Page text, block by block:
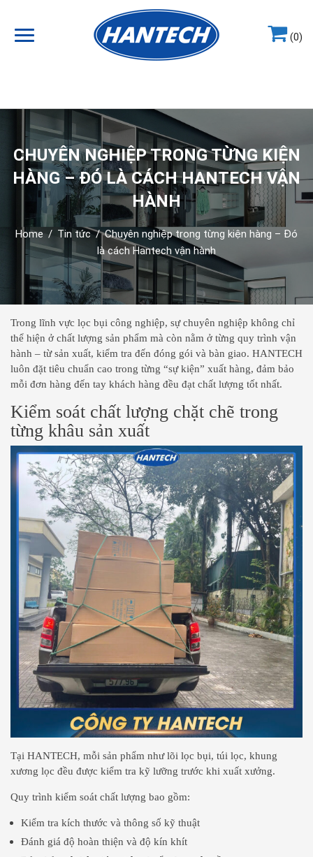
(0)
CHUYÊN NGHIỆP TRONG TỪNG KIỆN
HÀNG – ĐÓ LÀ CÁCH HANTECH VẬN
HÀNH
Home / Tin tức / Chuyên nghiệp trong từng kiện hàng – Đó
là cách Hantech vận hành
Trong lĩnh vực lọc bụi công nghiệp, sự chuyên nghiệp không chỉ
thể hiện ở chất lượng sản phẩm mà còn nằm ở từng quy trình vận
hành – từ sản xuất, kiểm tra đến đóng gói và bàn giao. HANTECH
luôn đặt tiêu chuẩn cao trong từng “sự kiện” xuất hàng, đảm bảo
mỗi đơn hàng đến tay khách hàng đều đạt chất lượng tốt nhất.
Kiểm soát chất lượng chặt chẽ trong
từng khâu sản xuất
Tại HANTECH, mỗi sản phẩm như lõi lọc bụi, túi lọc, khung
xương lọc đều được kiểm tra kỹ lưỡng trước khi xuất xưởng.
Quy trình kiểm soát chất lượng bao gồm:
Kiểm tra kích thước và thông số kỹ thuật
Đánh giá độ hoàn thiện và độ kín khít